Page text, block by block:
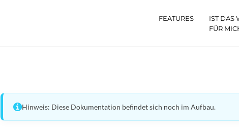
FEATURES
IST DAS
FÜR
Hinweis: Diese Dokumentation befindet sich noch im Aufbau.